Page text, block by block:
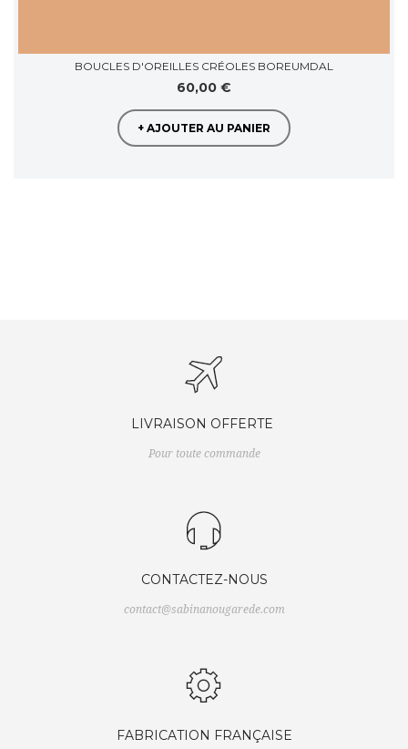
BOUCLES D'OREILLES CRÉOLES BOREUMDAL
60,00 €
+ AJOUTER AU PANIER
LIVRAISON OFFERTE
Pour toute commande
CONTACTEZ-NOUS
contact@sabinanougarede.com
FABRICATION FRANÇAISE